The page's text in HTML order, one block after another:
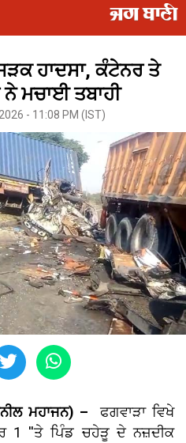
ਹਾਦਸਾ, ਕੰਟੇਨਰ ਤੇ
ਮਚਾਈ ਤਬਾਹੀ
- 11:08 PM (IST)
ਮਹਾਜਨ) –
ਫਗਵਾੜਾ ਵਿਖੇ
1 ''ਤੇ ਪਿੰਡ ਚਹੇੜੂ ਦੇ ਨਜ਼ਦੀਕ